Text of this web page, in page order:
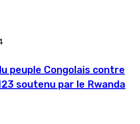
peuple Congolais contre
soutenu par le Rwanda